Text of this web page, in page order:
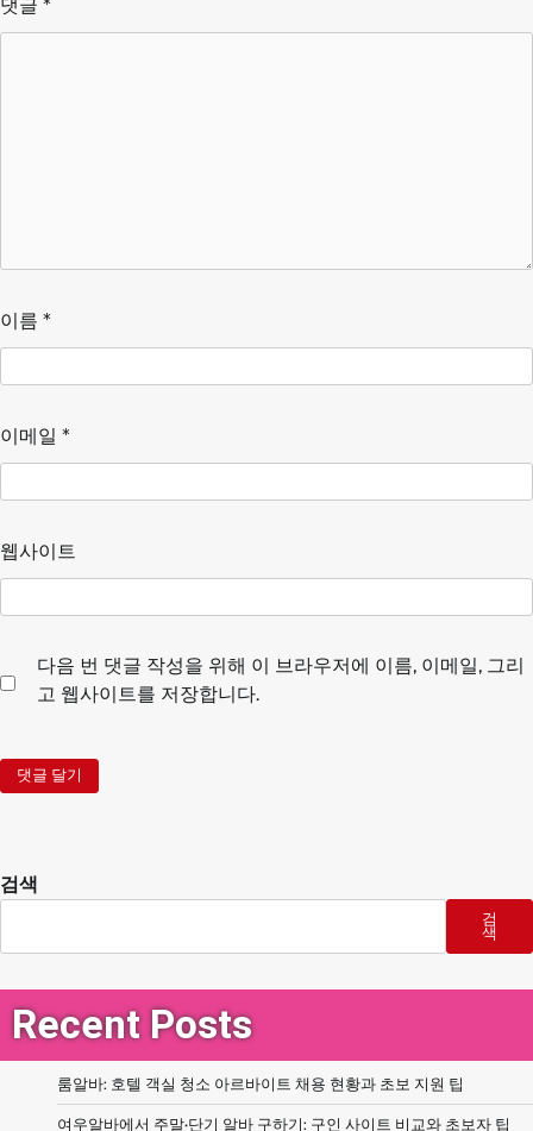
댓글 *
이름 *
이메일 *
웹사이트
다음 번 댓글 작성을 위해 이 브라우저에 이름, 이메일, 그리
고 웹사이트를 저장합니다.
검색
검
색
Recent Posts
룸알바: 호텔 객실 청소 아르바이트 채용 현황과 초보 지원 팁
여우알바에서 주말·단기 알바 구하기: 구인 사이트 비교와 초보자 팁